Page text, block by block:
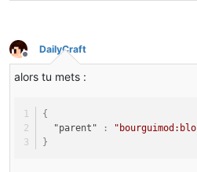
Hors-ligne
DailyCraft
alors tu mets :
{
"parent"
:
}